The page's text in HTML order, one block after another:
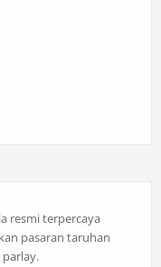
resmi terpercaya
pasaran taruhan